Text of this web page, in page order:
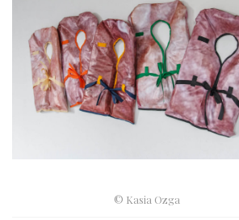
© Kasia Ozga